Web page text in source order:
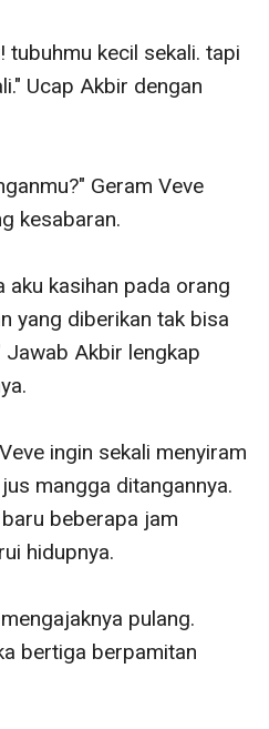
tubuhmu kecil sekali. tapi
Ucap Akbir dengan
Geram Veve
kesabaran.
aku kasihan pada orang
yang diberikan tak bisa
Akbir lengkap
ingin sekali menyiram
mangga ditangannya.
beberapa jam
hidupnya.
pulang.
bertiga berpamitan